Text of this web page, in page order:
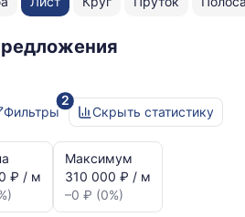
2
Фильтры
Скрыть статистику
₽ / м
Максимум
310 000 ₽ / м
–0 ₽ (0%)